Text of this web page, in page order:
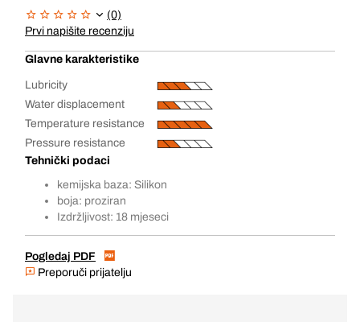
(0)
Prvi napišite recenziju
Glavne karakteristike
Lubricity
Water displacement
Temperature resistance
Pressure resistance
Tehnički podaci
kemijska baza: Silikon
boja: proziran
Izdržljivost: 18 mjeseci
Pogledaj PDF
Preporuči prijatelju